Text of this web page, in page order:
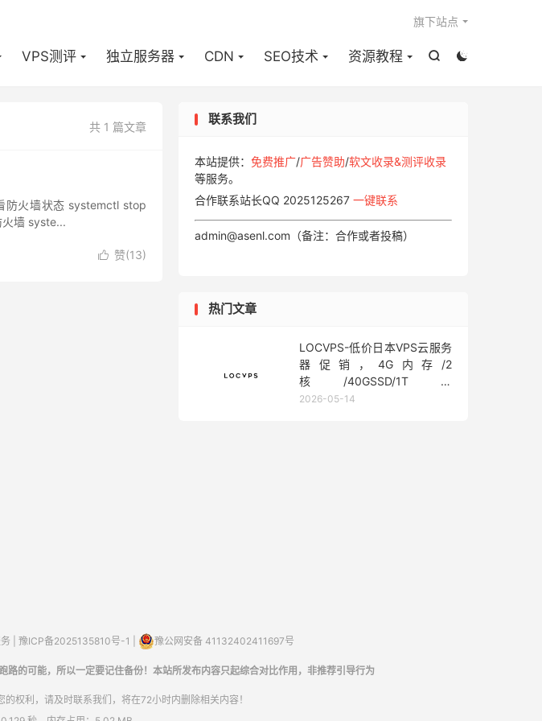


VPS测评 独立服务器 CDN SEO技术 资源教程
旗下站点
共 1 篇文章
火墙状态 systemctl stop
墙 syste...
 赞(13)
联系我们
本站提供： 免费推广/广告赞助/软文收录&测评收录
等服务。
合作联系站长QQ 2025125267 一键联系
admin@asenl.com（备注：合作或者投稿）
热门文章
LOCVPS-低价日本VPS云服务
器促销，4G内存/2
核/40GSSD/1T流
量/450Mbps带宽，低至36元/
2026-05-14
| 豫ICP备2025135810号-1 豫公网安备 41132402411697号
路的可能，所以一定要记住备份！本站所发布内容只起综合对比作用，非推荐引导行为
权利，请及时联系我们，将在72小时内删除相关内容！